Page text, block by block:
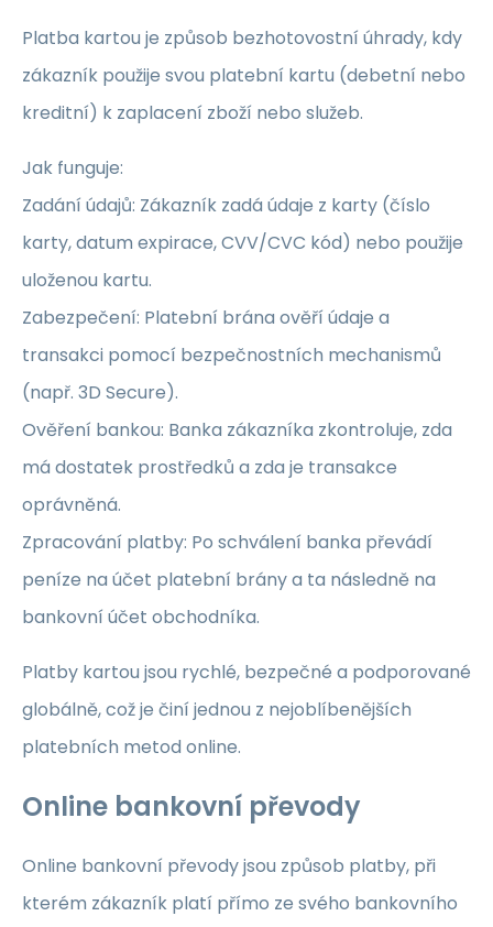
Platba kartou je způsob bezhotovostní úhrady, kdy
zákazník použije svou platební kartu (debetní nebo
kreditní) k zaplacení zboží nebo služeb.
Jak funguje:
Zadání údajů: Zákazník zadá údaje z karty (číslo
karty, datum expirace, CVV/CVC kód) nebo použije
uloženou kartu.
Zabezpečení: Platební brána ověří údaje a
transakci pomocí bezpečnostních mechanismů
(např. 3D Secure).
Ověření bankou: Banka zákazníka zkontroluje, zda
má dostatek prostředků a zda je transakce
oprávněná.
Zpracování platby: Po schválení banka převádí
peníze na účet platební brány a ta následně na
bankovní účet obchodníka.
Platby kartou jsou rychlé, bezpečné a podporované
globálně, což je činí jednou z nejoblíbenějších
platebních metod online.
Online bankovní převody
Online bankovní převody jsou způsob platby, při
kterém zákazník platí přímo ze svého bankovního